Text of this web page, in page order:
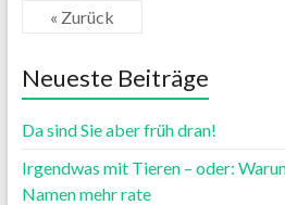
« Zurück
Neueste Beiträge
Da sind Sie aber früh dran!
Irgendwas mit Tieren – oder:
Namen mehr rate